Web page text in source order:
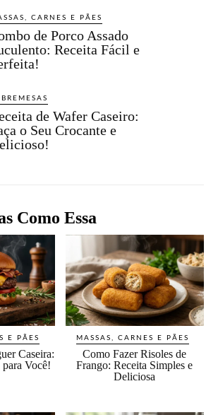
CARNES E PÃES
de Porco Assado
Receita Fácil e
de Wafer Caseiro:
o Seu Crocante e
Como Essa
E PÃES
Caseira:
Você!
MASSAS, CARNES E PÃES
Como Fazer Risoles de
Frango: Receita Simples e
Deliciosa